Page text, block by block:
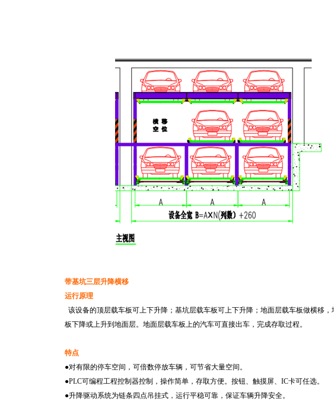
带基坑三层升降横移
运行原理
该设备的顶层载车板可上下升降；基坑层载车板可上下升降；地面层载车板做横移
板下降或上升到地面层。地面层载车板上的汽车可直接出车，完成存取过程。
特点
●对有限的停车空间，可倍数停放车辆，可节省大量空间。
●PLC可编程工程控制器控制，操作简单，存取方便。按钮、触摸屏、 IC卡可任选。
●升降驱动系统为链条四点吊挂式，运行平稳可靠，保证车辆升降安全。